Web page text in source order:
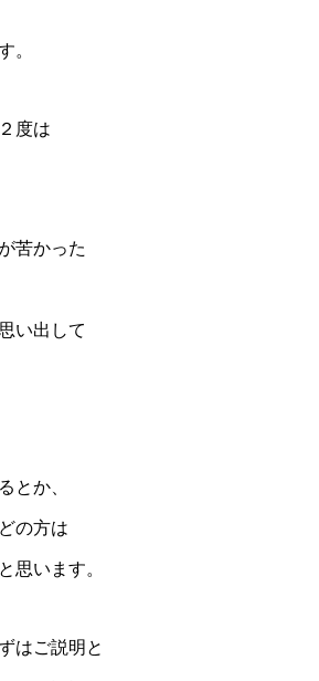
。
度は
苦かった
い出して
とか、
の方は
思います。
はご説明と